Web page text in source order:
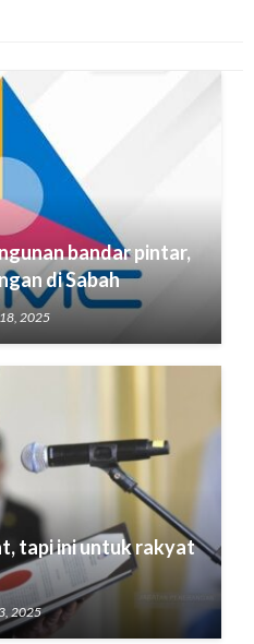
bandar pintar,
di Sabah
2025
tapi ini untuk rakyat
2025